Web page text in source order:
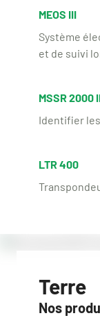
MEOS III
Système
et de suivi
MSSR 2000
Identifier
LTR 400
Terre
Nos